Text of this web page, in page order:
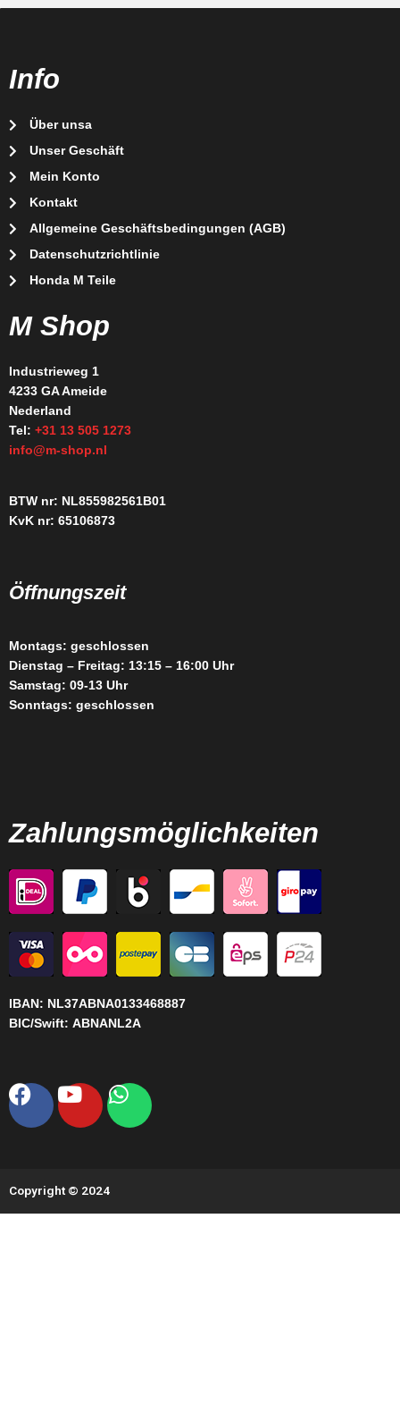
Info
Über unsa
Unser Geschäft
Mein Konto
Kontakt
Allgemeine Geschäftsbedingungen (AGB)
Datenschutzrichtlinie
Honda M Teile
M Shop
Industrieweg 1
4233 GA Ameide
Nederland
Tel: +31 13 505 1273
info@m-shop.nl
BTW nr: NL855982561B01
KvK nr: 65106873
Öffnungszeit
Montags: geschlossen
Dienstag – Freitag: 13:15 – 16:00 Uhr
Samstag: 09-13 Uhr
Sonntags: geschlossen
Zahlungsmöglichkeiten
IBAN: NL37ABNA0133468887
BIC/Swift: ABNANL2A
Facebook
YoutubeWhatsapp
Copyright © 2024